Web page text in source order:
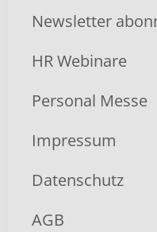
Newsletter
HR Webinare
Personal Messe
Impressum
Datenschutz
AGB